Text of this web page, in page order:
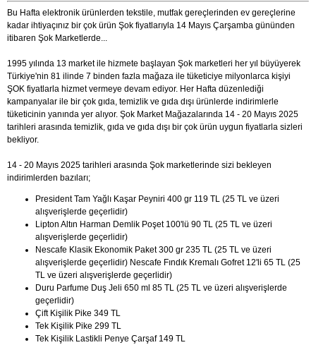
Bu Hafta elektronik ürünlerden tekstile, mutfak gereçlerinden ev gereçlerine
kadar ihtiyaçınız bir çok ürün Şok fiyatlarıyla 14 Mayıs Çarşamba gününden
itibaren Şok Marketlerde...
1995 yılında 13 market ile hizmete başlayan Şok marketleri her yıl büyüyerek
Türkiye'nin 81 ilinde 7 binden fazla mağaza ile tüketiciye milyonlarca kişiyi
ŞOK fiyatlarla hizmet vermeye devam ediyor. Her Hafta düzenlediği
kampanyalar ile bir çok gıda, temizlik ve gıda dışı ürünlerde indirimlerle
tüketicinin yanında yer alıyor. Şok Market Mağazalarında 14 - 20 Mayıs 2025
tarihleri arasında temizlik, gıda ve gıda dışı bir çok ürün uygun fiyatlarla sizleri
bekliyor.
14 - 20 Mayıs 2025 tarihleri arasında Şok marketlerinde sizi bekleyen
indirimlerden bazıları;
President Tam Yağlı Kaşar Peyniri 400 gr 119 TL (25 TL ve üzeri
alışverişlerde geçerlidir)
Lipton Altın Harman Demlik Poşet 100'lü 90 TL (25 TL ve üzeri
alışverişlerde geçerlidir)
Nescafe Klasik Ekonomik Paket 300 gr 235 TL (25 TL ve üzeri
alışverişlerde geçerlidir) Nescafe Fındık Kremalı Gofret 12'li 65 TL (25
TL ve üzeri alışverişlerde geçerlidir)
Duru Parfume Duş Jeli 650 ml 85 TL (25 TL ve üzeri alışverişlerde
geçerlidir)
Çift Kişilik Pike 349 TL
Tek Kişilik Pike 299 TL
Tek Kişilik Lastikli Penye Çarşaf 149 TL